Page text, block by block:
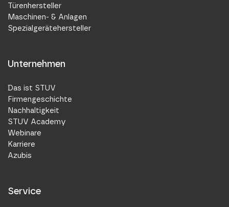
Türenhersteller
Maschinen- & Anlagen
Spezialgerätehersteller
Unternehmen
Das ist STUV
Firmengeschichte
Nachhaltigkeit
STUV Academy
Webinare
Karriere
Azubis
Service